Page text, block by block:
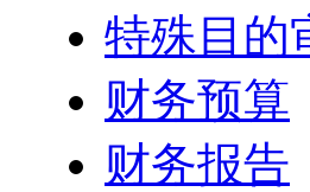
特殊目的
财务预算
财务报告